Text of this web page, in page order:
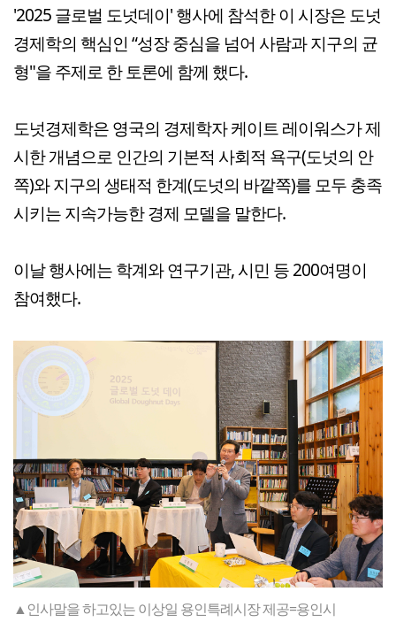
'2025 글로벌 도넛데이' 행사에 참석한 이 시장은 도넛
경제학의 핵심인 “성장 중심을 넘어 사람과 지구의 균
형"을 주제로 한 토론에 함께 했다.
도넛경제학은 영국의 경제학자 케이트 레이워스가 제
시한 개념으로 인간의 기본적 사회적 욕구(도넛의 안
쪽)와 지구의 생태적 한계(도넛의 바깥쪽)를 모두 충족
시키는 지속가능한 경제 모델을 말한다.
이날 행사에는 학계와 연구기관, 시민 등 200여명이
참여했다.
▲인사말을 하고있는 이상일 용인특례시장 제공=용인시